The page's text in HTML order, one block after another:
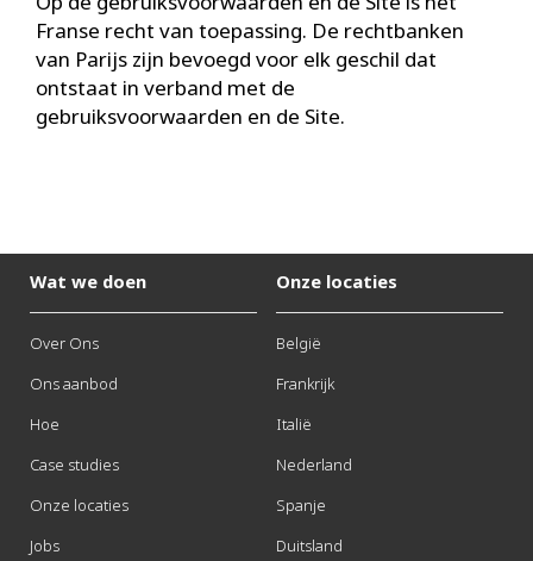
Franse recht van toepassing. De rechtbanken
van Parijs zijn bevoegd voor elk geschil dat
ontstaat in verband met de
gebruiksvoorwaarden en de Site.
Wat we doen
Over Ons
Ons aanbod
Hoe
Case studies
Onze locaties
Jobs
Onze locaties
België
Frankrijk
Italië
Nederland
Spanje
Duitsland